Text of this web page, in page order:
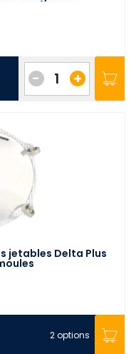
+
-
jetables Delta Plus
2 options